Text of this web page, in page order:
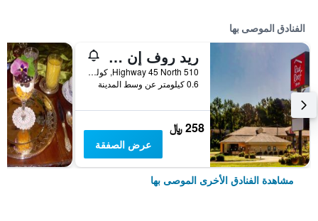
الفنادق الموصى بها
ريد روف إن كولومبوس، إم إس
510 Highway 45 North, كولومبوس (مسيسيبي), MS, الولايات المتحدة الأميريكية
0.6 كيلومتر عن وسط المدينة
258 ﷼
عرض الصفقة
مشاهدة الفنادق الأخرى الموصى بها